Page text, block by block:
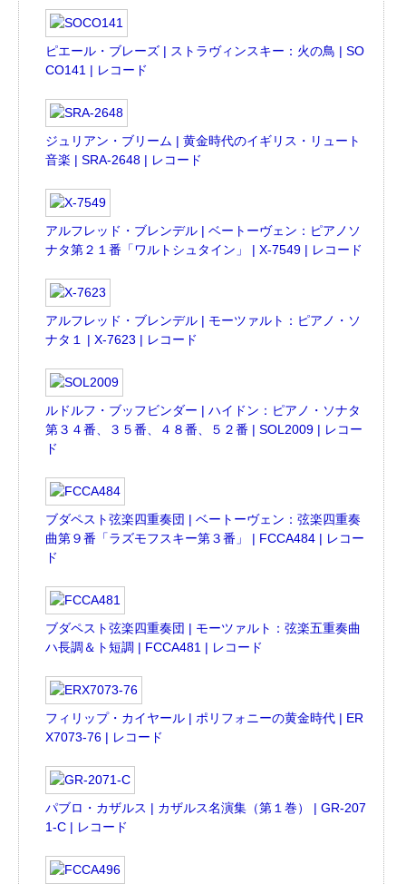
ピエール・ブレーズ | ストラヴィンスキー：火の鳥 | SO
CO141 | レコード
ジュリアン・ブリーム | 黄金時代のイギリス・リュート
音楽 | SRA-2648 | レコード
アルフレッド・ブレンデル | ベートーヴェン：ピアノソ
ナタ第２１番「ワルトシュタイン」 | X-7549 | レコード
アルフレッド・ブレンデル | モーツァルト：ピアノ・ソ
ナタ１ | X-7623 | レコード
ルドルフ・ブッフビンダー | ハイドン：ピアノ・ソナタ
第３４番、３５番、４８番、５２番 | SOL2009 | レコー
ド
ブダペスト弦楽四重奏団 | ベートーヴェン：弦楽四重奏
曲第９番「ラズモフスキー第３番」 | FCCA484 | レコー
ド
ブダペスト弦楽四重奏団 | モーツァルト：弦楽五重奏曲
ハ長調＆ト短調 | FCCA481 | レコード
フィリップ・カイヤール | ポリフォニーの黄金時代 | ER
X7073-76 | レコード
パブロ・カザルス | カザルス名演集（第１巻） | GR-207
1-C | レコード